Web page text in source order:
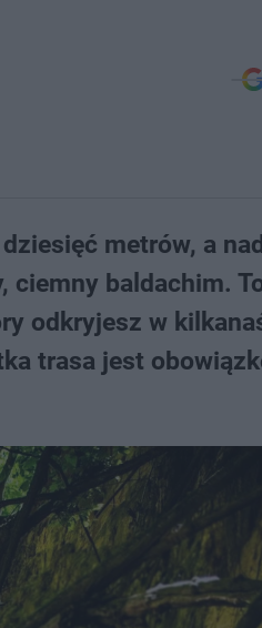
metrów, a
ciemny baldachim.
odkryjesz w
trasa jest